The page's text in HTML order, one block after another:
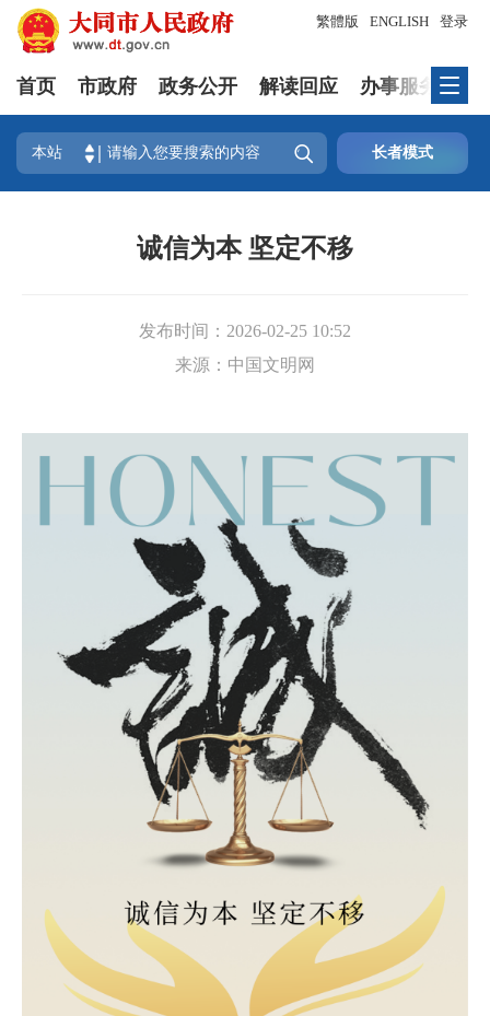
登录
繁體版 ENGLISH
首页 市政府 政务公开 解读回应 办事服务
本站  长者模式
诚信为本 坚定不移
发布时间： 2026-02-25 10:52
来源： 中国文明网